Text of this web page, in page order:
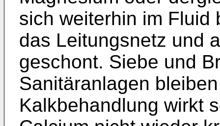
sich weiterhin im Fluid
das Leitungsnetz und
geschont. Siebe und
Sanitäranlagen
Kalkbehandlung wirkt